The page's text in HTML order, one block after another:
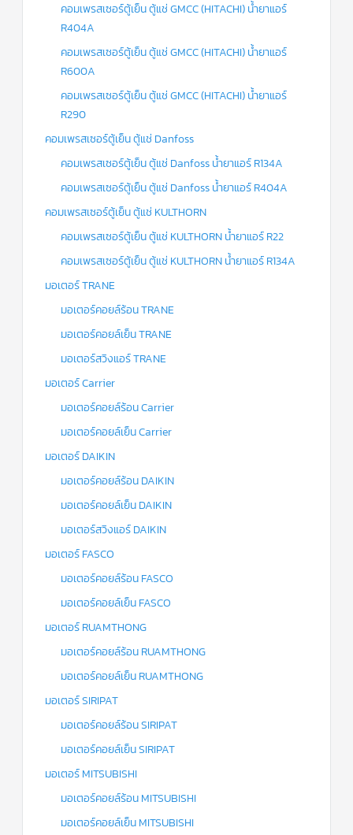
คอมเพรสเซอร์ตู้เย็น ตู้แช่ GMCC (HITACHI) น้ำยาแอร์
R404A
คอมเพรสเซอร์ตู้เย็น ตู้แช่ GMCC (HITACHI) น้ำยาแอร์
R600A
คอมเพรสเซอร์ตู้เย็น ตู้แช่ GMCC (HITACHI) น้ำยาแอร์
R290
คอมเพรสเซอร์ตู้เย็น ตู้แช่ Danfoss
คอมเพรสเซอร์ตู้เย็น ตู้แช่ Danfoss น้ำยาแอร์ R134A
คอมเพรสเซอร์ตู้เย็น ตู้แช่ Danfoss น้ำยาแอร์ R404A
คอมเพรสเซอร์ตู้เย็น ตู้แช่ KULTHORN
คอมเพรสเซอร์ตู้เย็น ตู้แช่ KULTHORN น้ำยาแอร์ R22
คอมเพรสเซอร์ตู้เย็น ตู้แช่ KULTHORN น้ำยาแอร์ R134A
มอเตอร์ TRANE
มอเตอร์คอยล์ร้อน TRANE
มอเตอร์คอยล์เย็น TRANE
มอเตอร์สวิงแอร์ TRANE
มอเตอร์ Carrier
มอเตอร์คอยล์ร้อน Carrier
มอเตอร์คอยล์เย็น Carrier
มอเตอร์ DAIKIN
มอเตอร์คอยล์ร้อน DAIKIN
มอเตอร์คอยล์เย็น DAIKIN
มอเตอร์สวิงแอร์ DAIKIN
มอเตอร์ FASCO
มอเตอร์คอยล์ร้อน FASCO
มอเตอร์คอยล์เย็น FASCO
มอเตอร์ RUAMTHONG
มอเตอร์คอยล์ร้อน RUAMTHONG
มอเตอร์คอยล์เย็น RUAMTHONG
มอเตอร์ SIRIPAT
มอเตอร์คอยล์ร้อน SIRIPAT
มอเตอร์คอยล์เย็น SIRIPAT
มอเตอร์ MITSUBISHI
มอเตอร์คอยล์ร้อน MITSUBISHI
มอเตอร์คอยล์เย็น MITSUBISHI